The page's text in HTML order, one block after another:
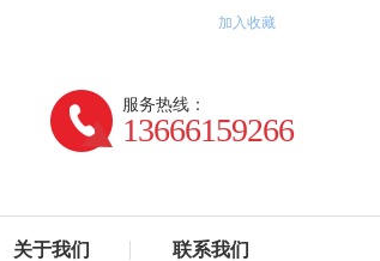
加入收藏
服务热线：
13666159266
关于我们 联系我们